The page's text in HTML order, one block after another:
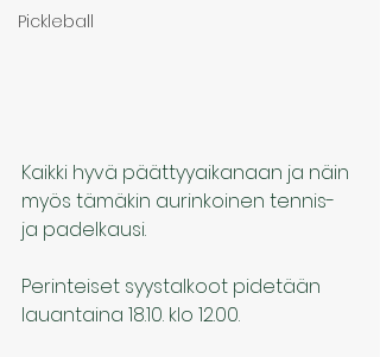
Pickleball
Kaikki hyvä päättyyaikanaan ja näin
myös tämäkin aurinkoinen tennis-
ja padelkausi.
Perinteiset syystalkoot pidetään
lauantaina 18.10. klo 12.00.